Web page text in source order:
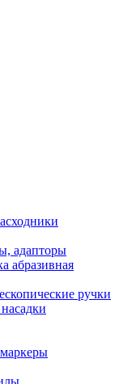
адапторы
абразивная
ручки